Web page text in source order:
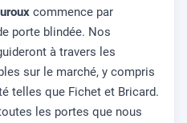
commence par
porte blindée. Nos
à travers les
sur le marché, y compris
telles que Fichet et Bricard.
les portes que nous